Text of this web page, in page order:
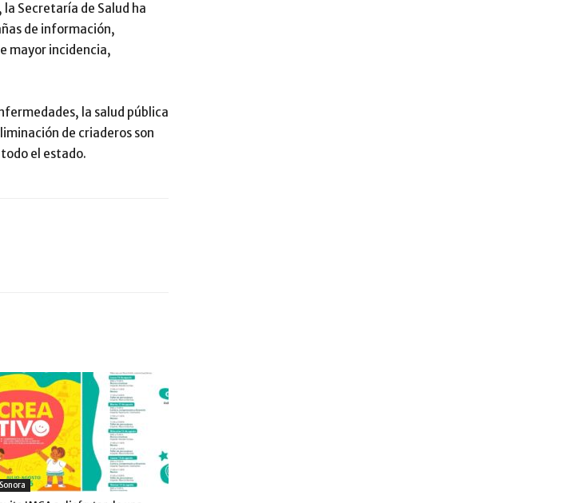
Secretaría de Salud ha
de información,
mayor incidencia,
la salud pública
de criaderos son
el estado.
Sonora